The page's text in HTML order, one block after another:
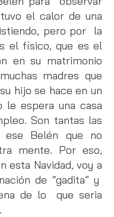
el calor de una
pero por la
el físico, que es el
en su matrimonio
madres que
hijo se hace en un
le espera una casa
Son tantas las
Belén que no
mente. Por eso,
esta Navidad, voy a
de “gadita” y
de lo que seria